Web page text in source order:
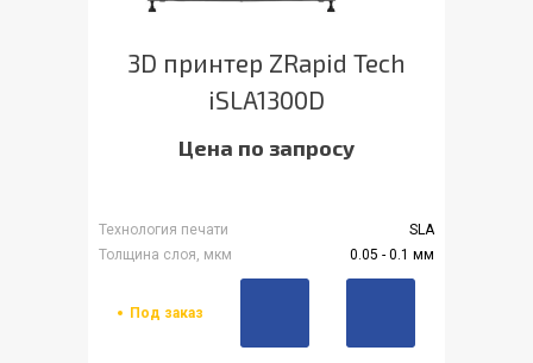
3D принтер ZRapid Tech
iSLA1300D
Цена по запросу
Технология печати
SLA
Толщина слоя, мкм
0.05 - 0.1 мм
Под заказ